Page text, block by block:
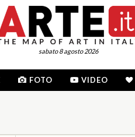
sabato 8 agosto 2026
FOTO VIDEO